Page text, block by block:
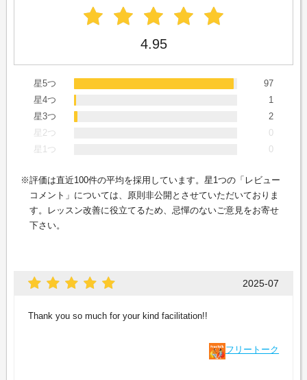
4.95
星5つ
97
星4つ
1
星3つ
2
星2つ
0
星1つ
0
評価は直近100件の平均を採用しています。星1つの「レビュー
コメント」については、原則非公開とさせていただいておりま
す。レッスン改善に役立てるため、忌憚のないご意見をお寄せ
下さい。
2025-07
Thank you so much for your kind facilitation!!
フリートーク